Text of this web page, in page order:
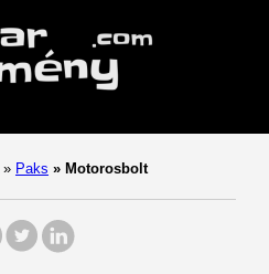
» Paks » Motorosbolt